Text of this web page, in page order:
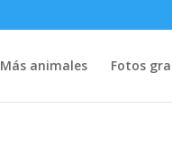
Más animales Fotos